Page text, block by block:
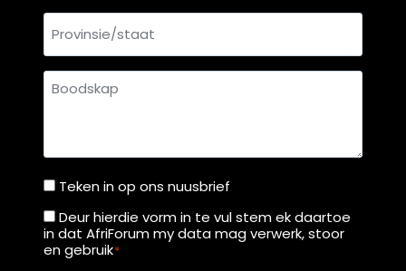
Provinsie/staat
Boodskap
Teken
in
op
ons
Teken in op ons nuusbrief
Deur
hierdie
Deur hierdie vorm in te vul stem ek daartoe
in dat AfriForum my data mag verwerk, stoor
en gebruik*